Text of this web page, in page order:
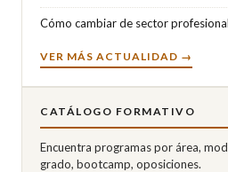
Cómo cambiar de sector
VER MÁS ACTUALIDAD →
CATÁLOGO FORMATIVO
Encuentra programas por área,
grado, bootcamp, oposiciones.